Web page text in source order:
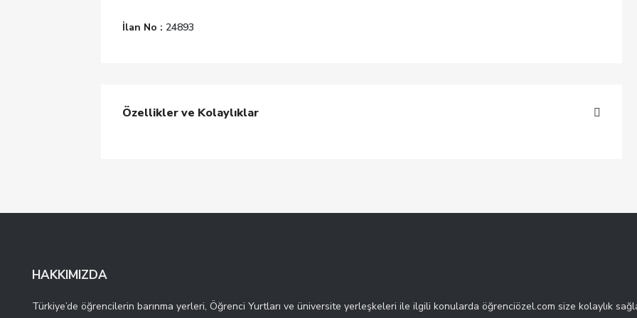
İlan No : 24893
Özellikler ve Kolaylıklar
HAKKIMIZDA
Türkiye’de öğrencilerin barınma yerleri, Öğrenci Yurtları ve üniversite yerleşkeleri ile ilgili konularda öğrenciözel.com size kolaylık